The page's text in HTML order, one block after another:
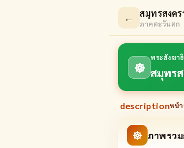
← สมุทรสงคร
ภาคตะวันตก
☸
พระสังฆา
สมุทร
descriptionหน้
☸ ภาพรว